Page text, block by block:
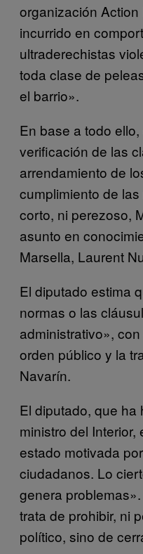
organización
incurrido en
ultraderechistas
toda clase de
el barrio».
En base a todo
verificación de las
arrendamiento de
cumplimiento de
corto, ni perezoso,
asunto en
Marsella, Laurent
El diputado estima
normas o las
administrativo»,
orden público y la
Navarín.
El diputado, que ha
ministro del
estado motivada
ciudadanos. Lo
genera
trata de prohibir, ni
político, sino de